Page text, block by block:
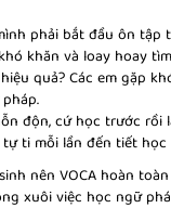
RELATIVE
PHRASES
phải bắt đầu ôn tập
khăn và loay hoay
quả? Các em gặp
độn, cứ học trước rồi
ti mỗi lần đến tiết
nên VOCA hoàn
xuôi việc học ngữ